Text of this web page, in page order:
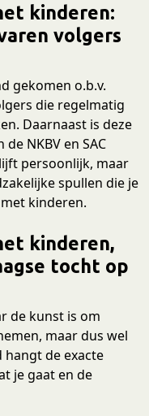
kinderen:
volgers
gekomen o.b.v.
die regelmatig
Daarnaast is deze
NKBV en SAC
persoonlijk, maar
spullen die je
kinderen.
kinderen,
tocht op
de kunst is om
maar dus wel
de exacte
je gaat en de